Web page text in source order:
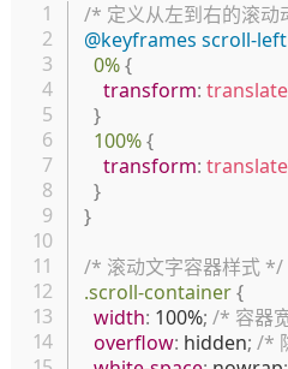
/* 定义从左到右的滚动
@keyframes scroll-left
0%{
transform:
}
100%{
transform:
}
}
/* 滚动文字容器样式 */
.scroll-container{
width: 100%; /* 容器
overflow: hidden; /*